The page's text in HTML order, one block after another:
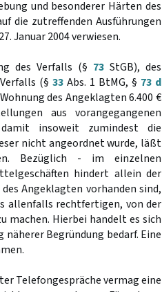
und besonderer Härten des
die zutreffenden Ausführungen
Januar 2004 verwiesen.
des Verfalls (§ 73StGB), des
(§ 33Abs. 1 BtMG, § 73 d
des Angeklagten 6.400 €
aus vorangegangenen
insoweit zumindest die
nicht angeordnet wurde, läßt
Bezüglich - im einzelnen
hindert allein der
Angeklagten vorhanden sind,
allenfalls rechtfertigen, von der
machen. Hierbei handelt es sich
näherer Begründung bedarf. Eine
Telefongespräche vermag eine